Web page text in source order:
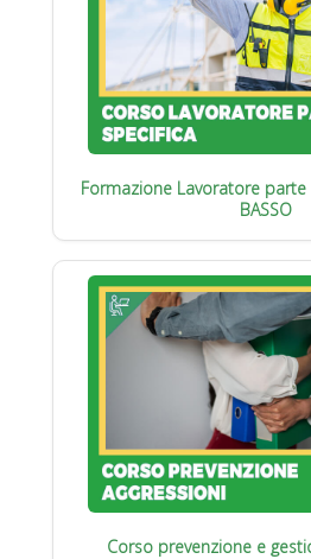
Formazione Lavoratore parte
BASSO
Corso prevenzione e